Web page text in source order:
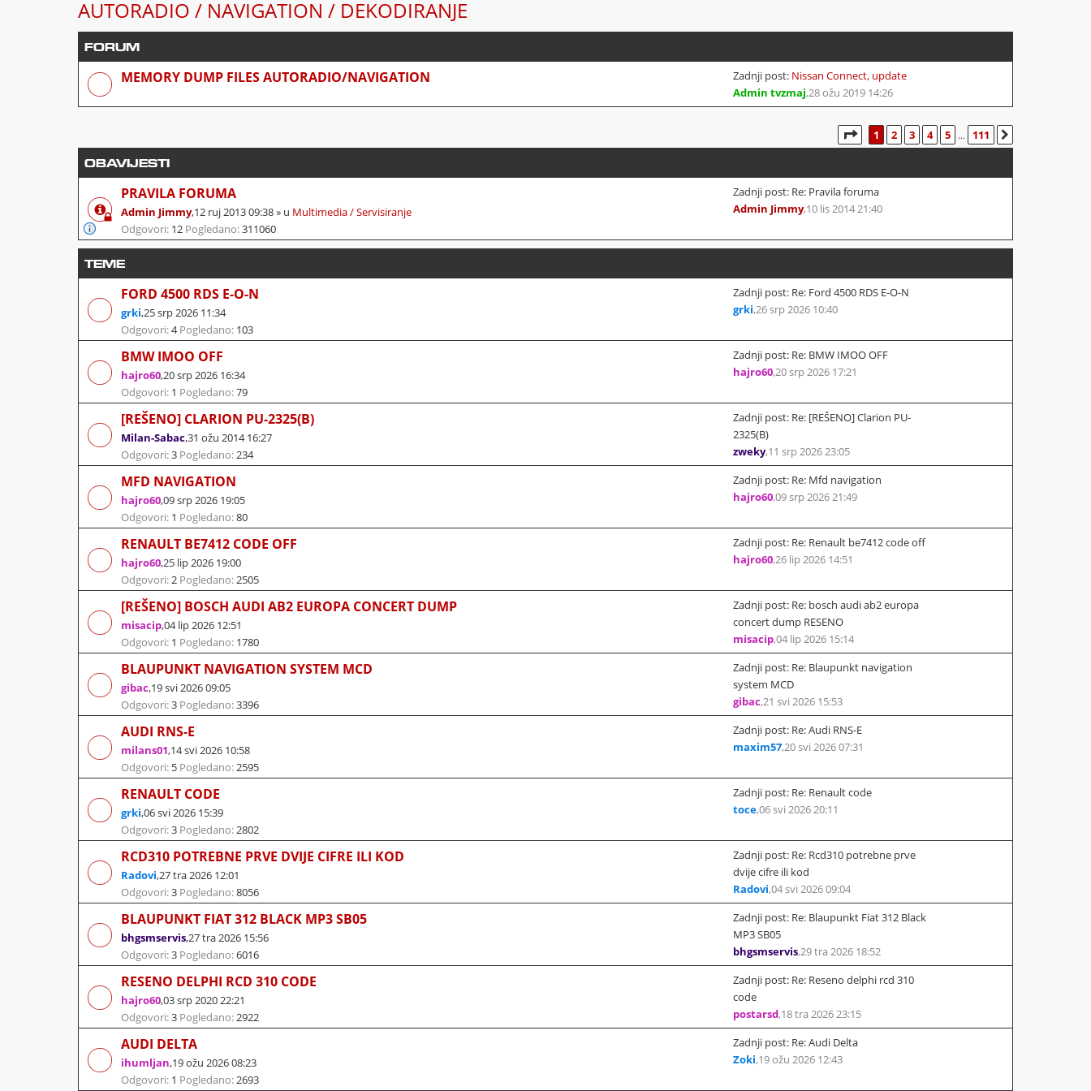
AUTORADIO / NAVIGATION / DEKODIRANJE
FORUM
MEMORY DUMP FILES AUTORADIO/NAVIGATION Zadnji post: Nissan Connect, update
Admin tvzmaj,28 ožu 2019 14:26
STRANICA: 111 .
1 2 3 4 5 ... 111
OBAVIJESTI
PRAVILA FORUMA
Admin Jimmy,12 ruj 2013 09:38» u Multimedia / Servisiranje
Odgovori: 12 Pogledano:311060
Zadnji post: Re: Pravila foruma
Admin Jimmy,10 lis 2014 21:40
TEME
FORD 4500 RDS E-O-N
grki,25 srp 2026 11:34
Odgovori:4Pogledano: 103
Zadnji post: Re: Ford 4500 RDS E-O-N
grki,26 srp 2026 10:40
BMW IMOO OFF
hajro60,20 srp 2026 16:34
Odgovori: 1 Pogledano:79
Zadnji post: Re: BMW IMOO OFF
hajro60,20 srp 2026 17:21
[REŠENO] CLARION PU-2325(B)
Milan-Sabac,31 ožu 2014 16:27
Odgovori:3 Pogledano:234
Zadnji post: Re: [REŠENO] Clarion PU-
2325(B)
zweky,11 srp 2026 23:05
MFD NAVIGATION
hajro60,09 srp 2026 19:05
Odgovori: 1 Pogledano:80
Zadnji post: Re: Mfd navigation
hajro60,09 srp 2026 21:49
RENAULT BE7412 CODE OFF
hajro60,25 lip 2026 19:00
Odgovori:2 Pogledano:2505
Zadnji post: Re: Renault be7412 code off
hajro60,26 lip 2026 14:51
[REŠENO] BOSCH AUDI AB2 EUROPA CONCERT DUMP
misacip,04 lip 2026 12:51
Odgovori: 1 Pogledano: 1780
Zadnji post: Re: bosch audi ab2 europa
concert dump RESENO
misacip,04 lip 2026 15:14
BLAUPUNKT NAVIGATION SYSTEM MCD
gibac,19 svi 2026 09:05
Odgovori:3 Pogledano:3396
Zadnji post: Re: Blaupunkt navigation
system MCD
gibac,21 svi 2026 15:53
AUDI RNS-E
milans01,14 svi 2026 10:58
Odgovori: 5 Pogledano:2595
Zadnji post: Re: Audi RNS-E
maxim57,20 svi 2026 07:31
RENAULT CODE
grki,06 svi 2026 15:39
Odgovori:3 Pogledano:2802
Zadnji post: Re: Renault code
toce,06 svi 2026 20:11
RCD310 POTREBNE PRVE DVIJE CIFRE ILI KOD
Radovi,27 tra 2026 12:01
Odgovori:3 Pogledano:8056
Zadnji post: Re: Rcd310 potrebne prve
dvije cifre ili kod
Radovi,04 svi 2026 09:04
BLAUPUNKT FIAT 312 BLACK MP3 SB05
bhgsmservis,27 tra 2026 15:56
Odgovori:3 Pogledano:6016
Zadnji post: Re: Blaupunkt Fiat 312 Black
MP3 SB05
bhgsmservis,29 tra 2026 18:52
RESENO DELPHI RCD 310 CODE
hajro60,03 srp 2020 22:21
Odgovori:3 Pogledano:2922
Zadnji post: Re: Reseno delphi rcd 310
code
postarsd,18 tra 2026 23:15
AUDI DELTA
ihumljan,19 ožu 2026 08:23
Odgovori: 1 Pogledano:2693
Zadnji post: Re: Audi Delta
Zoki,19 ožu 2026 12:43